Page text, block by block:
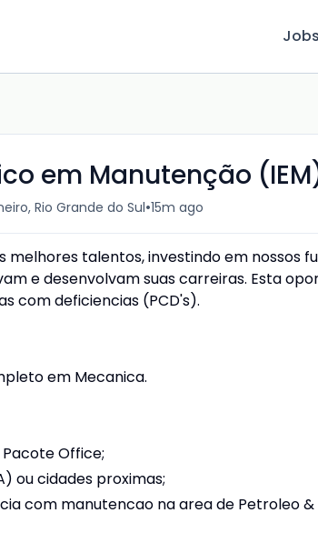
Jobs
em Manutenção
Rio Grande do Sul•15m ago
melhores talentos, investindo em nossos
e desenvolvam suas carreiras. Esta
com deficiencias (PCD's).
em Mecanica.
Office;
ou cidades proximas;
com manutencao na area de Petroleo &